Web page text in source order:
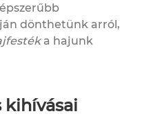
dönthetünk arról,
a hajunk
kihívásai